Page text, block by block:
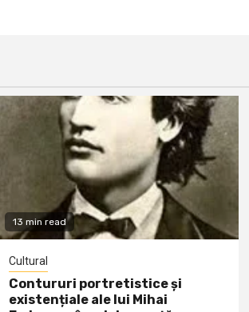
13 min read
Cultural
Contururi portretistice și
existențiale ale lui Mihai